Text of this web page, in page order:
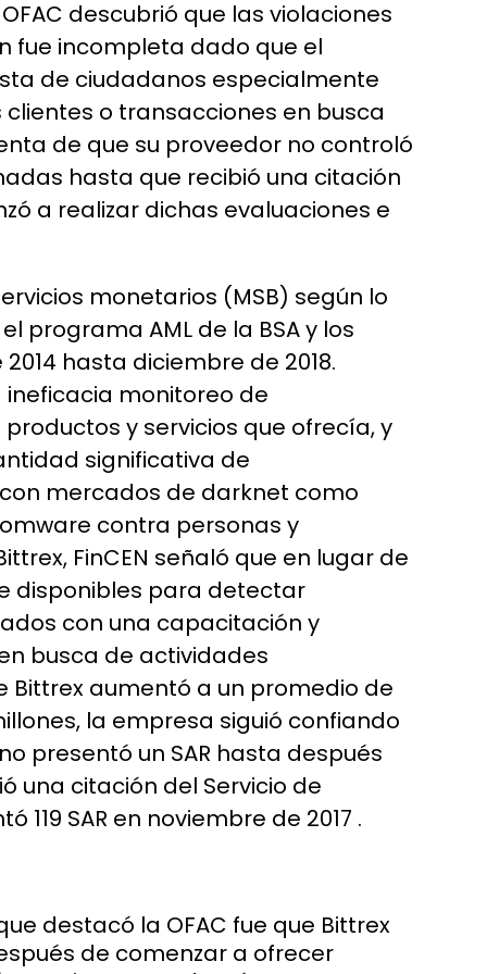
descubrió que las violaciones
fue incompleta dado que el
de ciudadanos especialmente
o transacciones en busca
de que su proveedor no controló
hasta que recibió una citación
a realizar dichas evaluaciones e
monetarios (MSB) según lo
programa AML de la BSA y los
hasta diciembre de 2018.
ineficacia monitoreo de
y servicios que ofrecía, y
significativa de
mercados de darknet como
contra personas y
FinCEN señaló que en lugar de
disponibles para detectar
con una capacitación y
busca de actividades
Bittrex aumentó a un promedio de
la empresa siguió confiando
presentó un SAR hasta después
una citación del Servicio de
SAR en noviembre de 2017 .
destacó la OFAC fue que Bittrex
de comenzar a ofrecer